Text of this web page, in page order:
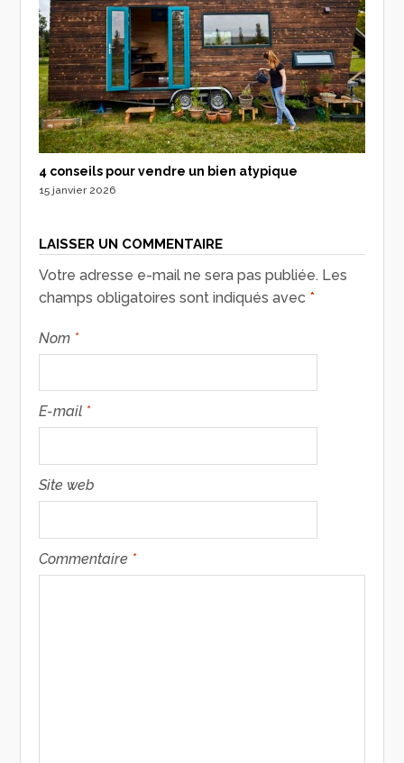
4 conseils pour vendre un bien atypique
15 janvier 2026
LAISSER UN COMMENTAIRE
Votre adresse e-mail ne sera pas publiée. Les
champs obligatoires sont indiqués avec *
Nom *
E-mail *
Site web
Commentaire *